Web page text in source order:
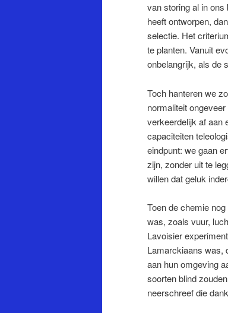
van storing al in ons
heeft ontworpen,
selectie. Het
te planten. Vanuit
onbelangrijk, als de
Toch hanteren we
normaliteit
verkeerdelijk af aan
capaciteiten
eindpunt: we gaan
zijn, zonder uit te
willen dat geluk
Toen de chemie
was, zoals vuur,
Lavoisier
Lamarckiaans was,
aan hun omgeving
soorten blind
neerschreef die